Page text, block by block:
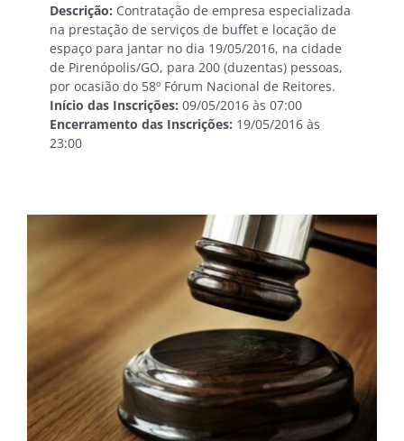
Descrição: Contratação de empresa especializada
na prestação de serviços de buffet e locação de
espaço para jantar no dia 19/05/2016, na cidade
de Pirenópolis/GO, para 200 (duzentas) pessoas,
por ocasião do 58º Fórum Nacional de Reitores.
Início das Inscrições: 09/05/2016 às 07:00
Encerramento das Inscrições: 19/05/2016 às
23:00